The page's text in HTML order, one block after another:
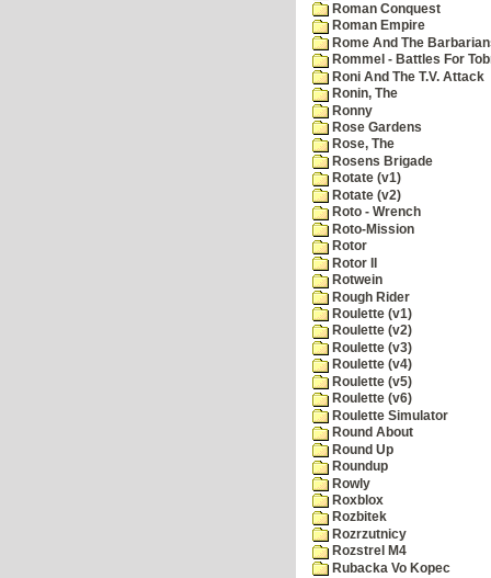
Roman Conquest
Roman Empire
Rome And The
Rommel - Battles For
Roni And The T.V. Attack
Ronin, The
Ronny
Rose Gardens
Rose, The
Rosens Brigade
Rotate (v1)
Rotate (v2)
Roto - Wrench
Roto-Mission
Rotor
Rotor II
Rotwein
Rough Rider
Roulette (v1)
Roulette (v2)
Roulette (v3)
Roulette (v4)
Roulette (v5)
Roulette (v6)
Roulette Simulator
Round About
Round Up
Roundup
Rowly
Roxblox
Rozbitek
Rozrzutnicy
Rozstrel M4
Rubacka Vo Kopec